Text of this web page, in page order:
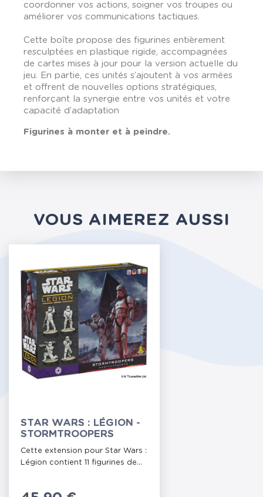
coordonner vos actions, soigner vos troupes ou
améliorer vos communications tactiques.
Cette boîte propose des figurines entièrement
resculptées en plastique rigide, accompagnées
de cartes mises à jour pour la version actuelle du
jeu. En partie, ces unités s’ajoutent à vos armées
et offrent de nouvelles options stratégiques,
renforçant la synergie entre vos unités et votre
capacité d’adaptation
Figurines à monter et à peindre.
VOUS AIMEREZ AUSSI
STAR WARS : LÉGION -
STORMTROOPERS
Cette extension pour Star Wars :
Légion contient 11 figurines de...